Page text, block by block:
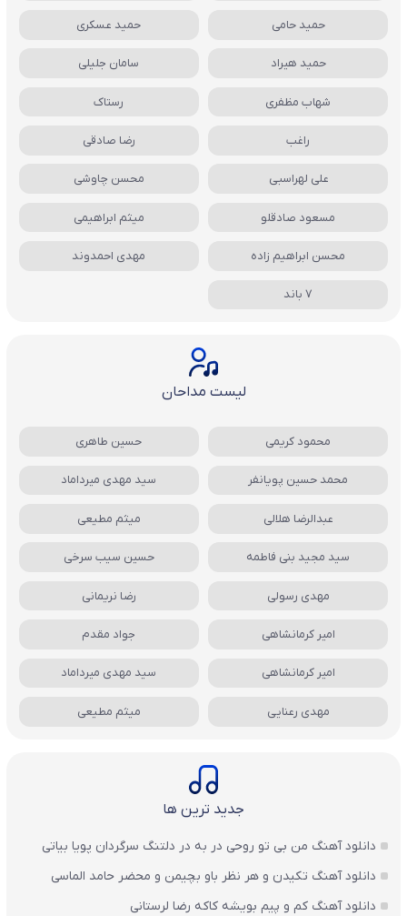
حمید حامی حمید عسکری
حمید هیراد سامان جلیلی
شهاب مظفری رستاک
راغب رضا صادقی
علی لهراسبی محسن چاوشی
مسعود صادقلو میثم ابراهیمی
محسن ابراهیم زاده مهدی احمدوند
7 باند
لیست مداحان
محمود کریمی حسین طاهری
محمد حسین پویانفر سید مهدی میرداماد
عبدالرضا هلالی میثم مطیعی
سید مجید بنی فاطمه حسین سیب سرخی
مهدی رسولی رضا نریمانی
امیر کرمانشاهی جواد مقدم
امیر کرمانشاهی سید مهدی میرداماد
مهدی رعنایی میثم مطیعی
جدید ترین ها
دانلود آهنگ من بی تو روحی در به در دلتنگ سرگردان پویا بیاتی
دانلود آهنگ تکیدن و هر نظر باو بچیمن و محضر حامد الماسی
دانلود آهنگ کم و پیم بویشه کاکه رضا لرستانی